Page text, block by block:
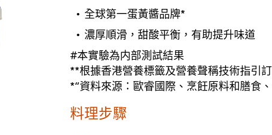
全球第一蛋黃醬品牌*
濃厚順滑，甜酸平衡，有助提升味道
#本實驗為内部測試結果
**根據香港營養標籤及營養聲稱技術指引
*“資料來源：歐睿國際、烹飪原料和膳食
料理步驟